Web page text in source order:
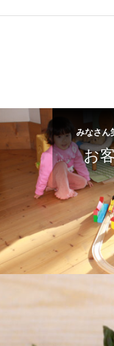
みなさん
お